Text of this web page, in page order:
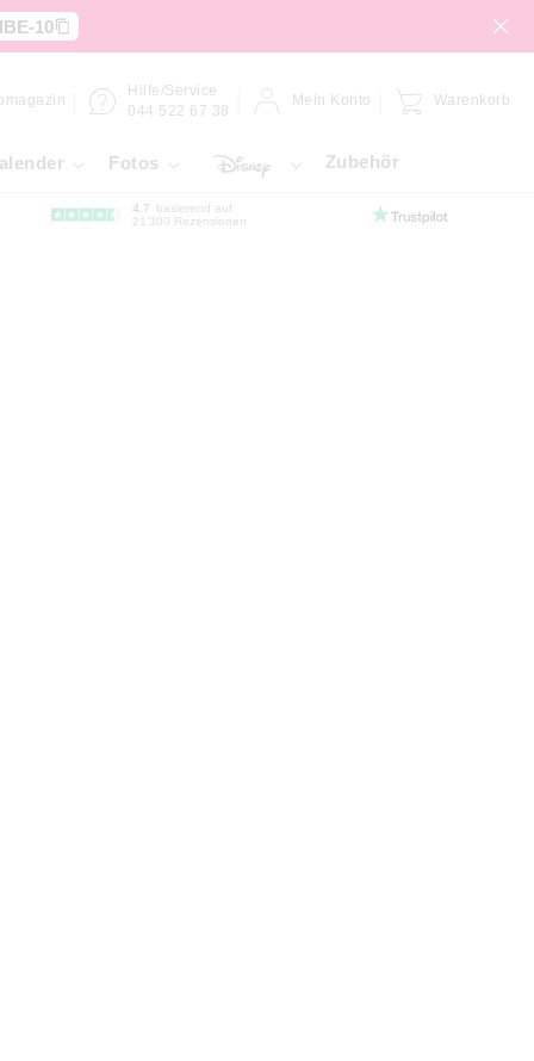
10
Hilfe/Service
044 522 67 38
Mein Konto Warenkorb
Fotos Zubehör
4.7
basierend auf
21’300 Rezensionen